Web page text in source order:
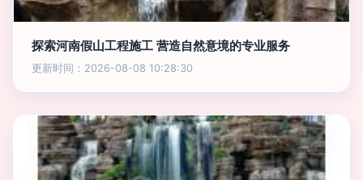
探索河南假山工程施工 营造自然意境的专业服务
更新时间：2026-08-08 10:28:30